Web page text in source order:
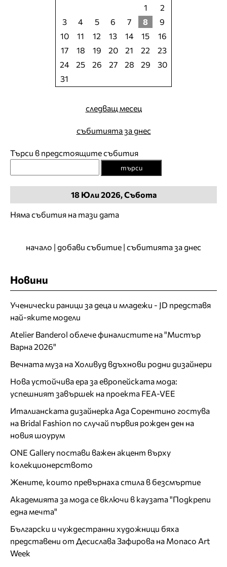
1
2
3
4 5 6 7 8
9
10
11 12 13 14 15
16
17
18 19 20 21 22
23
24
25 26 27 28 29
30
31
следващ месец
събитията за днес
Търси в предстоящите събития
търси
18 Юли2026, Събота
Няма събития на тази дата
начало | добави събитие | събитията за днес
Новини
Ученически раници за деца и младежи - JD представя
най-яките модели
Atelier Banderol облече финалистите на "Мистър
Варна 2026"
Вечната муза на Холивуд вдъхнови родни дизайнери
Нова устойчива ера за европейската мода:
успешният завършек на проекта FEA-VEE
Италианската дизайнерка Ада Сорентино гостува
на Bridal Fashion по случай първия рожден ден на
новия шоурум
ONE Gallery постави важен акцент върху
колекционерството
Жените, които превърнаха стила в безсмъртие
Академията за мода се включи в каузата "Подкрепи
една мечта"
Български и чуждестранни художници бяха
представени от Десислава Зафирова на Monaco Art
Week